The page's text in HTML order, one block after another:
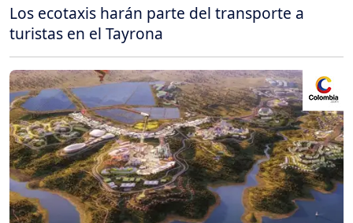
Los ecotaxis harán parte del transporte a
turistas en el Tayrona